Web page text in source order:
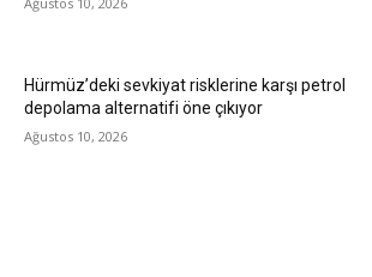
Hürmüz’deki sevkiyat risklerine karşı petrol
depolama alternatifi öne çıkıyor
Ağustos 10, 2026